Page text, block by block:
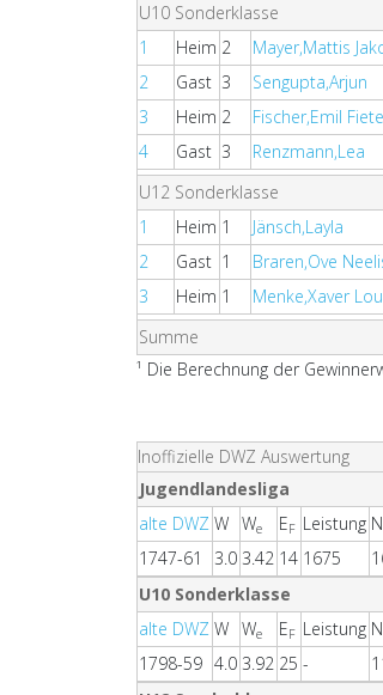
U10 Sonderklasse
1
Heim 2 Mayer,Mattis
2
Gast 3 Sengupta,Arjun
3
Heim 2 Fischer,Emil Fiete
4
Gast 3 Renzmann,Lea
U12 Sonderklasse
1
Heim 1 Jänsch,Layla
2
Gast 1 Braren,Ove
3
Heim 1 Menke,Xaver
Summe
¹ Die Berechnung der
Inoffizielle DWZ Auswertung
Jugendlandesliga
alte DWZ W We EF Leistung
1747-61
3.0 3.42 14 1675
U10 Sonderklasse
alte DWZ W We EF Leistung
1798-59 4.0 3.92 25 -